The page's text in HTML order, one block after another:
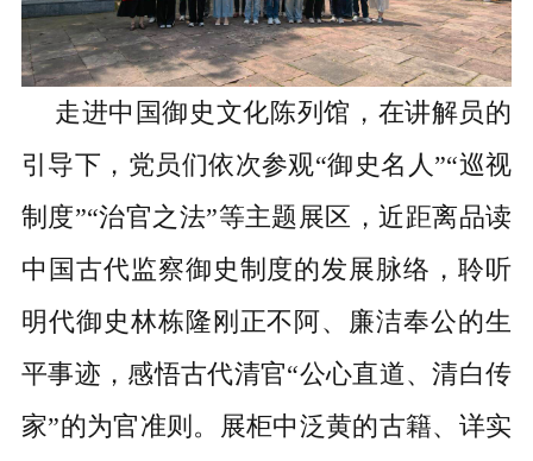
走进中国御史文化陈列馆，在讲解员的
引导下，党员们依次参观“御史名人”“巡视
制度”“治官之法”等主题展区，近距离品读
中国古代监察御史制度的发展脉络，聆听
明代御史林栋隆刚正不阿、廉洁奉公的生
平事迹，感悟古代清官“公心直道、清白传
家”的为官准则。展柜中泛黄的古籍、详实